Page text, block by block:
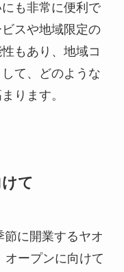
も非常に便利で
スや地域限定の
もあり、地域コ
て、どのような
ります。
て
に開業するヤオ
オープンに向けて